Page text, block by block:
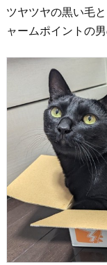
ツヤツヤの黒い毛
ャームポイントの男